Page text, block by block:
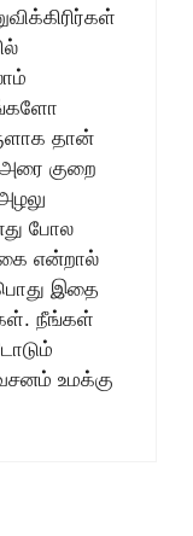
தான்
குறை
போல
என்றால்
இதை
நீங்கள்
உமக்கு